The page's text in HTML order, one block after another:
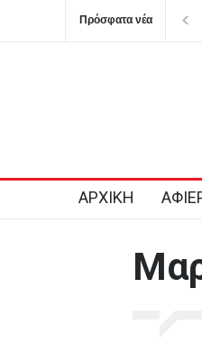
Πρόσφατα νέα
ΑΡΧΙΚΗ